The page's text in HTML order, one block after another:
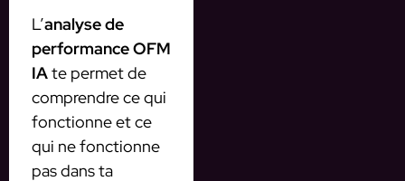
L’analyse de
performance OFM
IAte permet de
comprendre ce qui
fonctionne et ce
qui ne fonctionne
pas dans ta